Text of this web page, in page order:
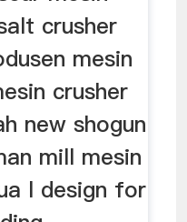
crusher
mesin
crusher
new shogun
mill mesin
l design for